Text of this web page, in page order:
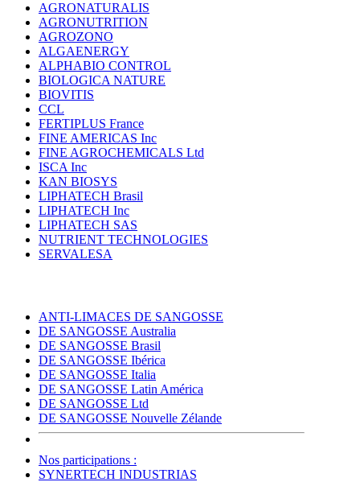
AGRONATURALIS
AGRONUTRITION
AGROZONO
ALGAENERGY
ALPHABIO CONTROL
BIOLOGICA NATURE
BIOVITIS
CCL
FERTIPLUS France
FINE AMERICAS Inc
FINE AGROCHEMICALS Ltd
ISCA Inc
KAN BIOSYS
LIPHATECH Brasil
LIPHATECH Inc
LIPHATECH SAS
NUTRIENT TECHNOLOGIES
SERVALESA
ANTI-LIMACES DE SANGOSSE
DE SANGOSSE Australia
DE SANGOSSE Brasil
DE SANGOSSE Ibérica
DE SANGOSSE Italia
DE SANGOSSE Latin América
DE SANGOSSE Ltd
DE SANGOSSE Nouvelle Zélande
Nos participations :
SYNERTECH INDUSTRIAS